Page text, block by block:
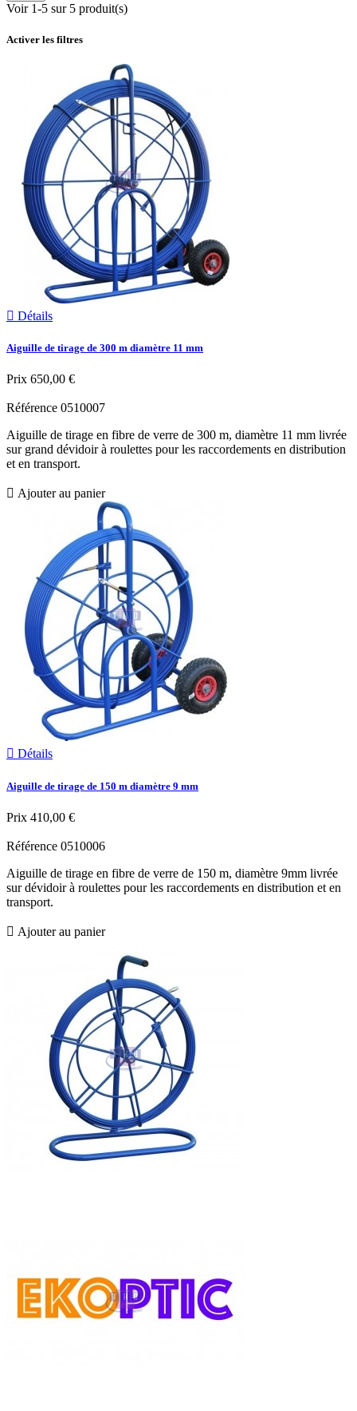
Voir 1-5 sur 5 produit(s)
Activer les filtres
 Détails
Aiguille de tirage de 300 m diamètre 11 mm
Prix 650,00 €
Référence 0510007
Aiguille de tirage en fibre de verre de 300 m, diamètre 11 mm livrée
sur grand dévidoir à roulettes pour les raccordements en distribution
et en transport.
 Ajouter au panier
 Détails
Aiguille de tirage de 150 m diamètre 9 mm
Prix 410,00 €
Référence 0510006
Aiguille de tirage en fibre de verre de 150 m, diamètre 9mm livrée
sur dévidoir à roulettes pour les raccordements en distribution et en
transport.
 Ajouter au panier